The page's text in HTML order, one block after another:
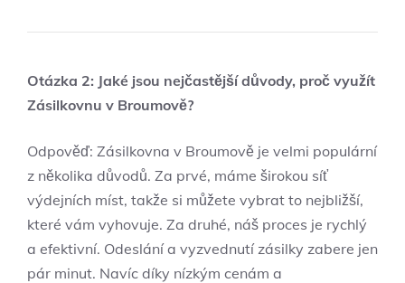
Otázka 2: Jaké jsou nejčastější důvody, proč využít
Zásilkovnu v Broumově?
Odpověď: Zásilkovna v Broumově je velmi populární
z několika důvodů. Za prvé, máme širokou síť
výdejních míst, takže si můžete vybrat to nejbližší,
které vám vyhovuje. Za druhé, náš proces je rychlý
a efektivní. Odeslání a vyzvednutí zásilky zabere jen
pár minut. Navíc díky nízkým cenám a